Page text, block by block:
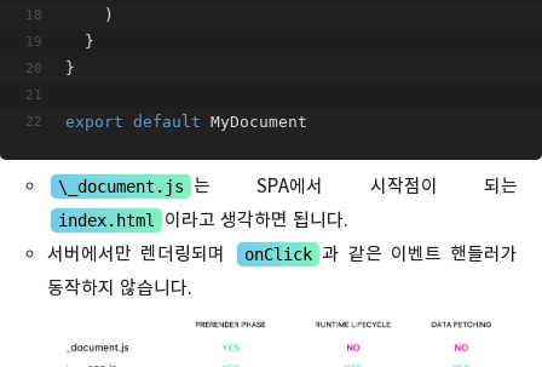
    )
  }
}
export default MyDocument
\_document.js 는 SPA에서 시작점이 되는
index.html
이라고 생각하면 됩니다.
서버에서만 렌더링되며
onClick 과 같은 이벤트 핸들러가
동작하지 않습니다.